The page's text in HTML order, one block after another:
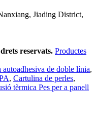
Jiading District,
reservats. Productes
autoadhesiva de doble línia,
, Cartulina de perles,
tèrmica Pes per a panell